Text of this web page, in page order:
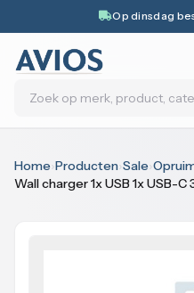
Op dinsdag
Zoeken
Home›Producten›Sale›
Wall charger 1x USB 1x USB-